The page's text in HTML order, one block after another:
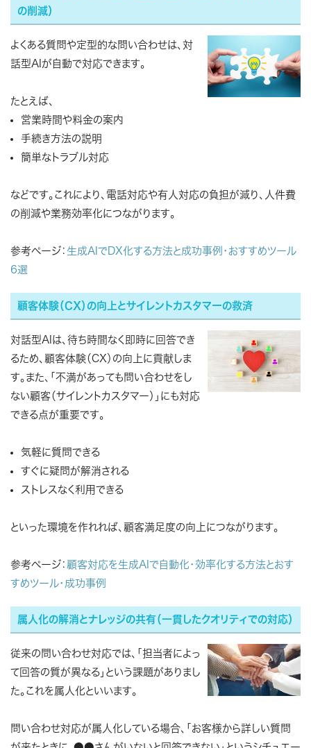
の削減）
よくある質問や定型的な問い合わせは、対
話型AIが自動で対応できます。
たとえば、
営業時間や料金の案内
手続き方法の説明
簡単なトラブル対応
などです。これにより、電話対応や有人対応の負担が減り、人件費
の削減や業務効率化につながります。
参考ページ： 生成AIでDX化する方法と成功事例・おすすめツール
6選
顧客体験（CX）の向上とサイレントカスタマーの救済
対話型AIは、待ち時間なく即時に回答でき
るため、顧客体験（CX）の向上に貢献しま
す。また、「不満があっても問い合わせをし
ない顧客（サイレントカスタマー）」にも対応
できる点が重要です。
気軽に質問できる
すぐに疑問が解消される
ストレスなく利用できる
といった環境を作れれば、顧客満足度の向上につながります。
参考ページ： 顧客対応を生成AIで自動化・効率化する方法とおす
すめツール・成功事例
属人化の解消とナレッジの共有（一貫したクオリティでの対応）
従来の問い合わせ対応では、「担当者によっ
て回答の質が異なる」という課題がありまし
た。これを属人化といいます。
問い合わせ対応が属人化している場合、「お客様から詳しい質問